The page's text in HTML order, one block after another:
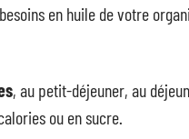
en huile de votre
, au petit-déjeuner, au
ou en sucre.